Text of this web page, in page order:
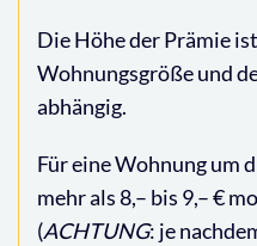
Die Höhe der Prämie
Wohnungsgröße und
abhängig.
Für eine Wohnung um
mehr als 8,– bis 9,– €
(ACHTUNG: je